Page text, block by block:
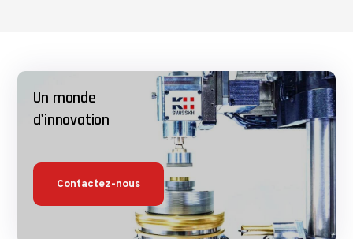
Un monde
d'innovation
Contactez-nous